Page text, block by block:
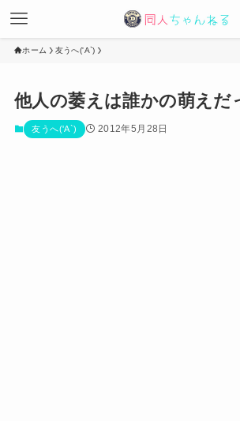
ホーム 友うへ('A`)
他人の萎えは誰かの萌えだ
友うへ('A`) 2012年5月28日